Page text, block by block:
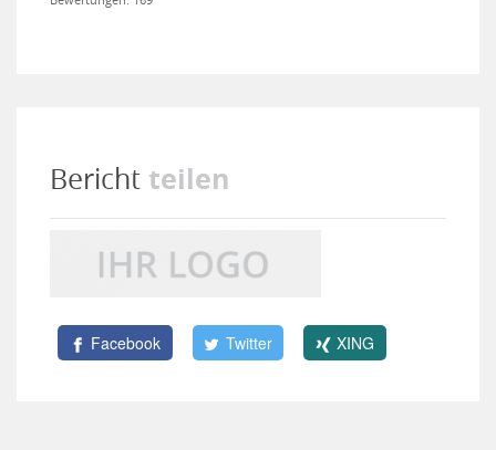
Bericht teilen
Facebook Twitter XING